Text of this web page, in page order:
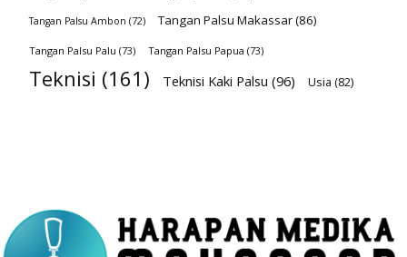
Tangan Palsu Ambon (72) Tangan Palsu Makassar(86)
Tangan Palsu Palu (73) Tangan Palsu Papua (73)
Teknisi (161) Teknisi Kaki Palsu (96) Usia (82)